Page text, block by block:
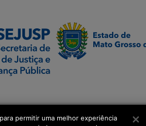
permitir uma melhor experiência